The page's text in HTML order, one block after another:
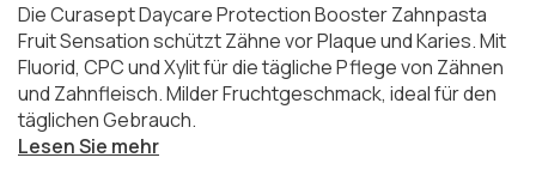
Die Curasept Daycare Protection Booster Zahnpasta
Fruit Sensation schützt Zähne vor Plaque und Karies. Mit
Fluorid, CPC und Xylit für die tägliche Pflege von Zähnen
und Zahnfleisch. Milder Fruchtgeschmack, ideal für den
täglichen Gebrauch.
Lesen Sie mehr